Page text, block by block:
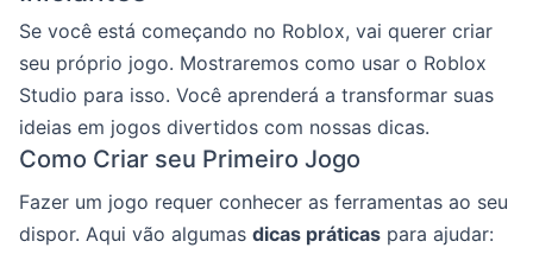
Se você está começando no Roblox, vai querer criar
seu próprio jogo. Mostraremos como usar o Roblox
Studio para isso. Você aprenderá a transformar suas
ideias em jogos divertidos com nossas dicas.
Como Criar seu Primeiro Jogo
Fazer um jogo requer conhecer as ferramentas ao seu
dispor. Aqui vão algumas dicas práticas para ajudar: